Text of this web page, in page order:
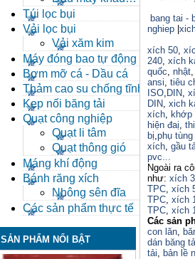
Bafang
Túi lọc bụi
Vải lọc bụi
Vải xăm kim
Máy đóng bao tự động
Bơm mỡ cá - Dầu cá
Thảm cao su chống tĩnh
điện
Kẹp nối băng tải
Quạt công nghiệp
Quạt li tâm
Quạt thông gió
Máng khí động
Bánh răng xích
Nhông sên đĩa
Các sản phẩm thực tế
SẢN PHẨM NỔI BẬT
bang tai -
nghiep
xích 50,
240, xích
quốc, nhật,
ansi, tiêu
ISO, DIN,
DIN, xich
xích, khớp
hiện đaị,
bị,phụ
xích, gầu
pvc...
Ngoài ra
như: xích
TPC, xích
TPC, xích
TPC, xích
Các sản
con lăn,
dán băng
tải, bản lề